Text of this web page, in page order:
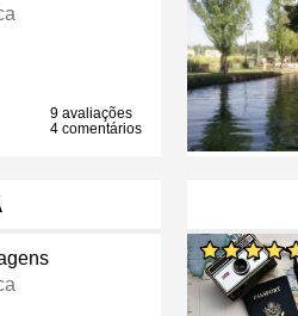
9 avaliações
4 comentários